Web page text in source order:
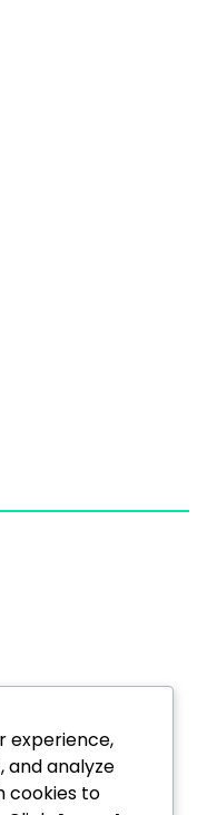
experience,
and analyze
cookies to